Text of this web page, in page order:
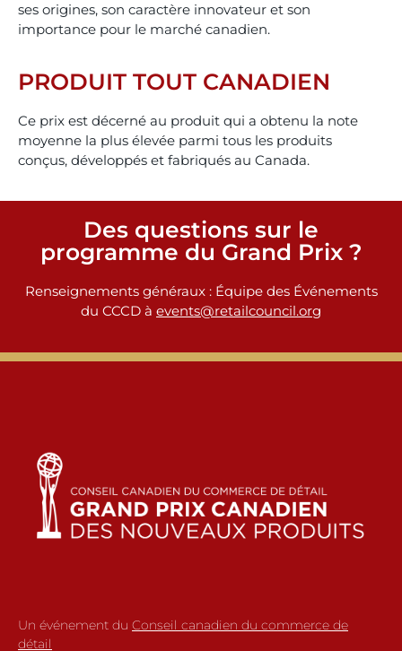
ses origines, son caractère innovateur et son
importance pour le marché canadien.
PRODUIT TOUT CANADIEN
Ce prix est décerné au produit qui a obtenu la note
moyenne la plus élevée parmi tous les produits
conçus, développés et fabriqués au Canada.
Des questions sur le
programme du Grand Prix ?
Renseignements généraux : Équipe des Événements
du CCCD à events@retailcouncil.org
Un événement du Conseil canadien du commerce de
détail